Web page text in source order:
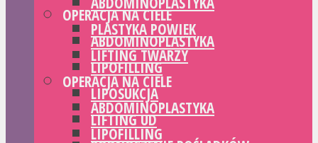
OPERACJA NA CIELE
ABDOMINOPLASTYKA
LIPOFILLING
LIPOSUKCJA
LIFTING UD
PLASTYKA POWIEK
LIFTING TWARZY
OPERACJA NA CIELE
ABDOMINOPLASTYKA
LIPOFILLING